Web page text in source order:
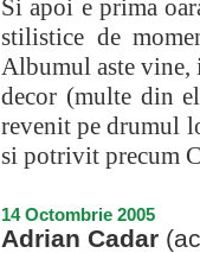
Si apoi e prima
stilistice de
Albumul aste
decor (multe din
revenit pe drumul
si potrivit precum
14 Octombrie 2005
Adrian Cadar